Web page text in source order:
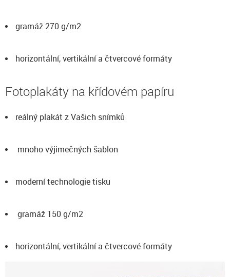
gramáž 270 g/m2
horizontální, vertikální a čtvercové formáty
Fotoplakáty na křídovém papíru
reálný plakát z Vašich snímků
mnoho výjimečných šablon
moderní technologie tisku
gramáž 150 g/m2
horizontální, vertikální a čtvercové formáty